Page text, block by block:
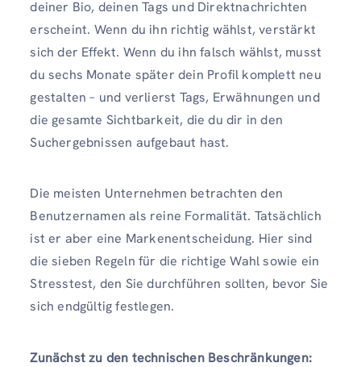
deiner Bio, deinen Tags und Direktnachrichten
erscheint. Wenn du ihn richtig wählst, verstärkt
sich der Effekt. Wenn du ihn falsch wählst, musst
du sechs Monate später dein Profil komplett neu
gestalten – und verlierst Tags, Erwähnungen und
die gesamte Sichtbarkeit, die du dir in den
Suchergebnissen aufgebaut hast.
Die meisten Unternehmen betrachten den
Benutzernamen als reine Formalität. Tatsächlich
ist er aber eine Markenentscheidung. Hier sind
die sieben Regeln für die richtige Wahl sowie ein
Stresstest, den Sie durchführen sollten, bevor Sie
sich endgültig festlegen.
Zunächst zu den technischen Beschränkungen: